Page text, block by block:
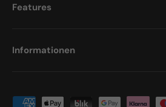
Features
Informationen
Zahlungsmethoden